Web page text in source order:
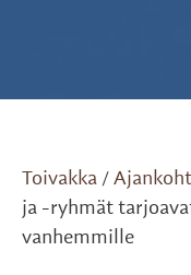
Toivakka /
ja -ryhmät
vanhemmille